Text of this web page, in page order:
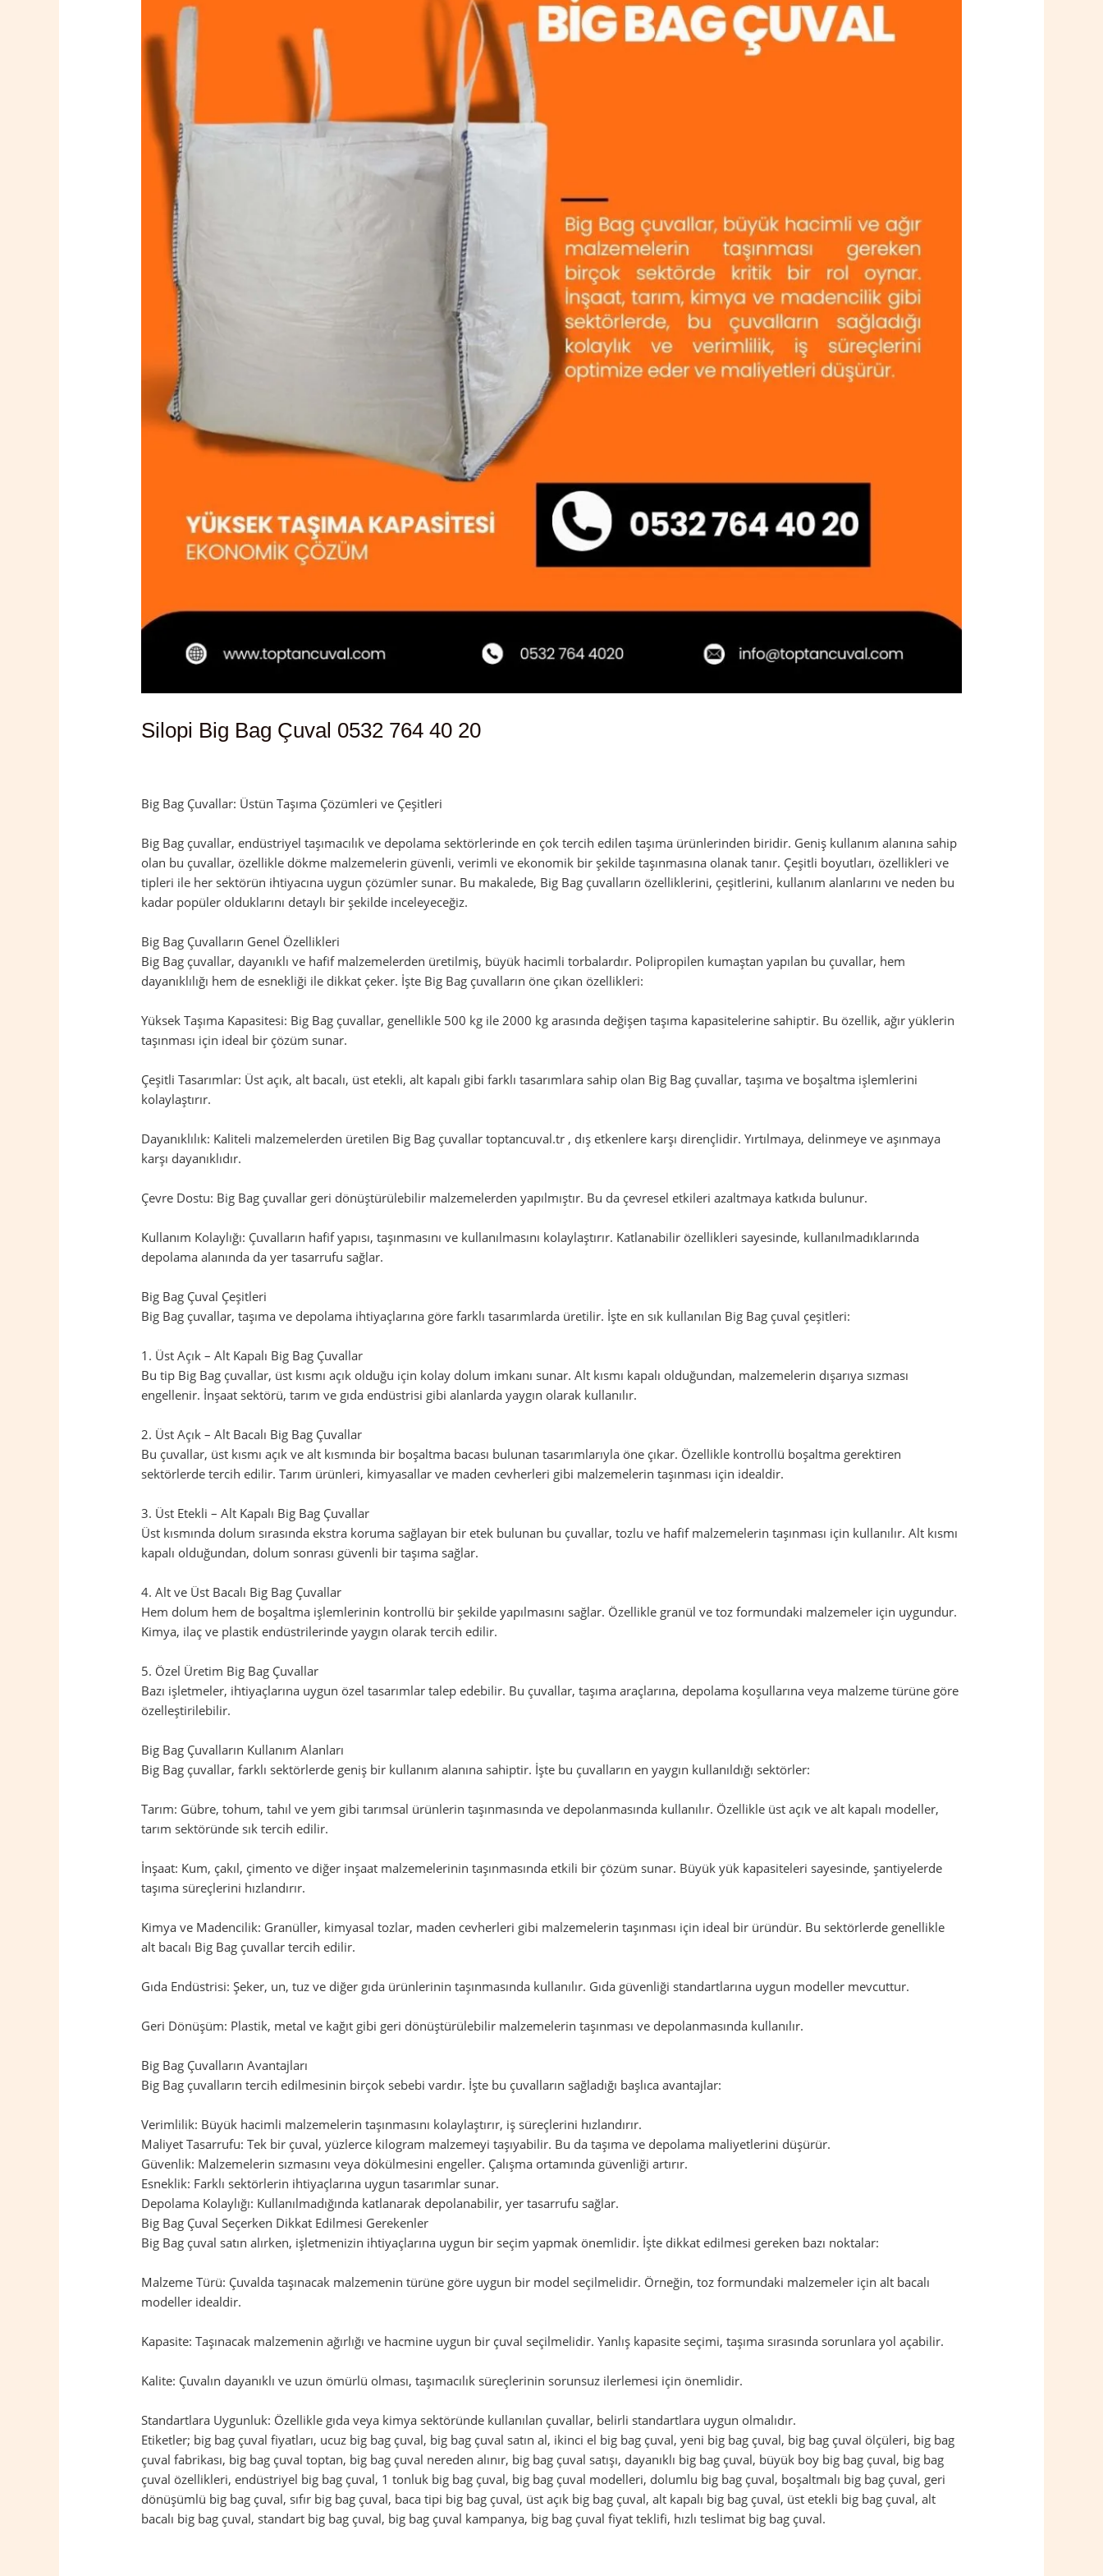
Silopi Big Bag Çuval 0532 764 40 20
Big Bag Çuvallar: Üstün Taşıma Çözümleri ve Çeşitleri
Big Bag çuvallar, endüstriyel taşımacılık ve depolama sektörlerinde en çok tercih edilen taşıma ürünlerinden biridir. Geniş kullanım alanına sahip
olan bu çuvallar, özellikle dökme malzemelerin güvenli, verimli ve ekonomik bir şekilde taşınmasına olanak tanır. Çeşitli boyutları, özellikleri ve
tipleri ile her sektörün ihtiyacına uygun çözümler sunar. Bu makalede, Big Bag çuvalların özelliklerini, çeşitlerini, kullanım alanlarını ve neden bu
kadar popüler olduklarını detaylı bir şekilde inceleyeceğiz.
Big Bag Çuvalların Genel Özellikleri
Big Bag çuvallar, dayanıklı ve hafif malzemelerden üretilmiş, büyük hacimli torbalardır. Polipropilen kumaştan yapılan bu çuvallar, hem
dayanıklılığı hem de esnekliği ile dikkat çeker. İşte Big Bag çuvalların öne çıkan özellikleri:
Yüksek Taşıma Kapasitesi: Big Bag çuvallar, genellikle 500 kg ile 2000 kg arasında değişen taşıma kapasitelerine sahiptir. Bu özellik, ağır yüklerin
taşınması için ideal bir çözüm sunar.
Çeşitli Tasarımlar: Üst açık, alt bacalı, üst etekli, alt kapalı gibi farklı tasarımlara sahip olan Big Bag çuvallar, taşıma ve boşaltma işlemlerini
kolaylaştırır.
Dayanıklılık: Kaliteli malzemelerden üretilen Big Bag çuvallar toptancuval.tr , dış etkenlere karşı dirençlidir. Yırtılmaya, delinmeye ve aşınmaya
karşı dayanıklıdır.
Çevre Dostu: Big Bag çuvallar geri dönüştürülebilir malzemelerden yapılmıştır. Bu da çevresel etkileri azaltmaya katkıda bulunur.
Kullanım Kolaylığı: Çuvalların hafif yapısı, taşınmasını ve kullanılmasını kolaylaştırır. Katlanabilir özellikleri sayesinde, kullanılmadıklarında
depolama alanında da yer tasarrufu sağlar.
Big Bag Çuval Çeşitleri
Big Bag çuvallar, taşıma ve depolama ihtiyaçlarına göre farklı tasarımlarda üretilir. İşte en sık kullanılan Big Bag çuval çeşitleri:
1. Üst Açık – Alt Kapalı Big Bag Çuvallar
Bu tip Big Bag çuvallar, üst kısmı açık olduğu için kolay dolum imkanı sunar. Alt kısmı kapalı olduğundan, malzemelerin dışarıya sızması
engellenir. İnşaat sektörü, tarım ve gıda endüstrisi gibi alanlarda yaygın olarak kullanılır.
2. Üst Açık – Alt Bacalı Big Bag Çuvallar
Bu çuvallar, üst kısmı açık ve alt kısmında bir boşaltma bacası bulunan tasarımlarıyla öne çıkar. Özellikle kontrollü boşaltma gerektiren
sektörlerde tercih edilir. Tarım ürünleri, kimyasallar ve maden cevherleri gibi malzemelerin taşınması için idealdir.
3. Üst Etekli – Alt Kapalı Big Bag Çuvallar
Üst kısmında dolum sırasında ekstra koruma sağlayan bir etek bulunan bu çuvallar, tozlu ve hafif malzemelerin taşınması için kullanılır. Alt kısmı
kapalı olduğundan, dolum sonrası güvenli bir taşıma sağlar.
4. Alt ve Üst Bacalı Big Bag Çuvallar
Hem dolum hem de boşaltma işlemlerinin kontrollü bir şekilde yapılmasını sağlar. Özellikle granül ve toz formundaki malzemeler için uygundur.
Kimya, ilaç ve plastik endüstrilerinde yaygın olarak tercih edilir.
5. Özel Üretim Big Bag Çuvallar
Bazı işletmeler, ihtiyaçlarına uygun özel tasarımlar talep edebilir. Bu çuvallar, taşıma araçlarına, depolama koşullarına veya malzeme türüne göre
özelleştirilebilir.
Big Bag Çuvalların Kullanım Alanları
Big Bag çuvallar, farklı sektörlerde geniş bir kullanım alanına sahiptir. İşte bu çuvalların en yaygın kullanıldığı sektörler:
Tarım: Gübre, tohum, tahıl ve yem gibi tarımsal ürünlerin taşınmasında ve depolanmasında kullanılır. Özellikle üst açık ve alt kapalı modeller,
tarım sektöründe sık tercih edilir.
İnşaat: Kum, çakıl, çimento ve diğer inşaat malzemelerinin taşınmasında etkili bir çözüm sunar. Büyük yük kapasiteleri sayesinde, şantiyelerde
taşıma süreçlerini hızlandırır.
Kimya ve Madencilik: Granüller, kimyasal tozlar, maden cevherleri gibi malzemelerin taşınması için ideal bir üründür. Bu sektörlerde genellikle
alt bacalı Big Bag çuvallar tercih edilir.
Gıda Endüstrisi: Şeker, un, tuz ve diğer gıda ürünlerinin taşınmasında kullanılır. Gıda güvenliği standartlarına uygun modeller mevcuttur.
Geri Dönüşüm: Plastik, metal ve kağıt gibi geri dönüştürülebilir malzemelerin taşınması ve depolanmasında kullanılır.
Big Bag Çuvalların Avantajları
Big Bag çuvalların tercih edilmesinin birçok sebebi vardır. İşte bu çuvalların sağladığı başlıca avantajlar:
Verimlilik: Büyük hacimli malzemelerin taşınmasını kolaylaştırır, iş süreçlerini hızlandırır.
Maliyet Tasarrufu: Tek bir çuval, yüzlerce kilogram malzemeyi taşıyabilir. Bu da taşıma ve depolama maliyetlerini düşürür.
Güvenlik: Malzemelerin sızmasını veya dökülmesini engeller. Çalışma ortamında güvenliği artırır.
Esneklik: Farklı sektörlerin ihtiyaçlarına uygun tasarımlar sunar.
Depolama Kolaylığı: Kullanılmadığında katlanarak depolanabilir, yer tasarrufu sağlar.
Big Bag Çuval Seçerken Dikkat Edilmesi Gerekenler
Big Bag çuval satın alırken, işletmenizin ihtiyaçlarına uygun bir seçim yapmak önemlidir. İşte dikkat edilmesi gereken bazı noktalar:
Malzeme Türü: Çuvalda taşınacak malzemenin türüne göre uygun bir model seçilmelidir. Örneğin, toz formundaki malzemeler için alt bacalı
modeller idealdir.
Kapasite: Taşınacak malzemenin ağırlığı ve hacmine uygun bir çuval seçilmelidir. Yanlış kapasite seçimi, taşıma sırasında sorunlara yol açabilir.
Kalite: Çuvalın dayanıklı ve uzun ömürlü olması, taşımacılık süreçlerinin sorunsuz ilerlemesi için önemlidir.
Standartlara Uygunluk: Özellikle gıda veya kimya sektöründe kullanılan çuvallar, belirli standartlara uygun olmalıdır.
Etiketler; big bag çuval fiyatları, ucuz big bag çuval, big bag çuval satın al, ikinci el big bag çuval, yeni big bag çuval, big bag çuval ölçüleri, big bag
çuval fabrikası, big bag çuval toptan, big bag çuval nereden alınır, big bag çuval satışı, dayanıklı big bag çuval, büyük boy big bag çuval, big bag
çuval özellikleri, endüstriyel big bag çuval, 1 tonluk big bag çuval, big bag çuval modelleri, dolumlu big bag çuval, boşaltmalı big bag çuval, geri
dönüşümlü big bag çuval, sıfır big bag çuval, baca tipi big bag çuval, üst açık big bag çuval, alt kapalı big bag çuval, üst etekli big bag çuval, alt
bacalı big bag çuval, standart big bag çuval, big bag çuval kampanya, big bag çuval fiyat teklifi, hızlı teslimat big bag çuval.